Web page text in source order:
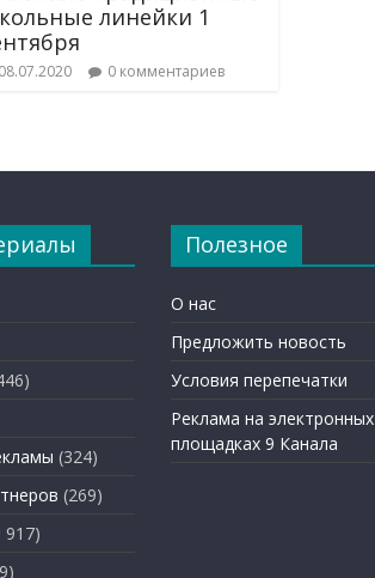
линейки 1
08.07.2020 0 комментариев
(324)
(269)
917)
Полезное
О нас
Предложить новость
Условия перепечатки
Реклама на электронных
площадках 9 Канала